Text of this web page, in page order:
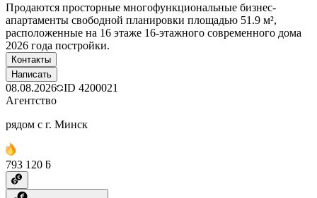
Продаются просторные многофункциональные бизнес-
апартаменты свободной планировки площадью 51.9 м²,
расположенные на 16 этаже 16-этажного современного дома
2026 года постройки.
Контакты
Написать
08.08.2026 ID 4200021
Агентство
рядом с г. Минск
793 120 ƃ